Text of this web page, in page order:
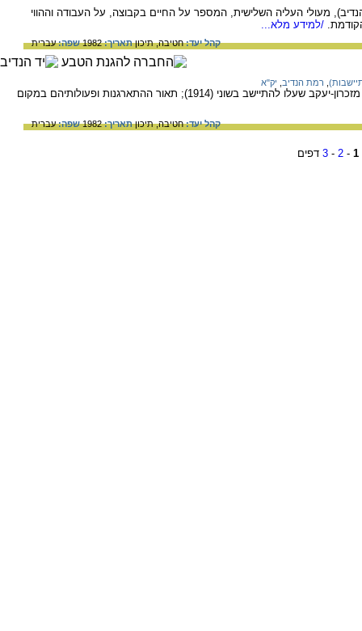
מעולי העליה השלישית, המספר על החיים בקבוצה, על העבודה וההווי
/למידע מלא...
קהל יעד:חטיבה,תיכוןתאריך:1982 שפה:עברית
רמת הנדיב יק"א
התיישבות "קבוצת הגדעונים" -קבוצת צעירים מזכרון-יעקב שעלו להתיישב בשוני (1914); תאור ההתארגנות ופעולותיהם במקום
קהל יעד:חטיבה,תיכוןתאריך:1982 שפה:עברית
1
-
2
-
3 דפים